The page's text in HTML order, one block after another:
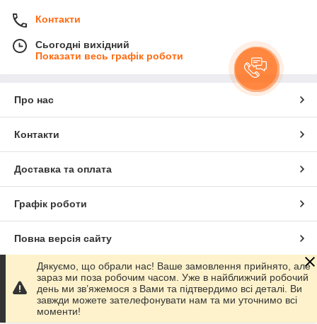
Контакти
Сьогодні вихідний
Показати весь графік роботи
Про нас
Контакти
Доставка та оплата
Графік роботи
Повна версія сайту
Сайт створено на маркетплейсіProm.ua
Політика конфіденційності
Дякуємо, що обрали нас! Ваше замовлення прийнято, але
зараз ми поза робочим часом. Уже в найближчий робочий
день ми зв’яжемося з Вами та підтвердимо всі деталі. Ви
завжди можете зателефонувати нам та ми уточнимо всі
моменти!